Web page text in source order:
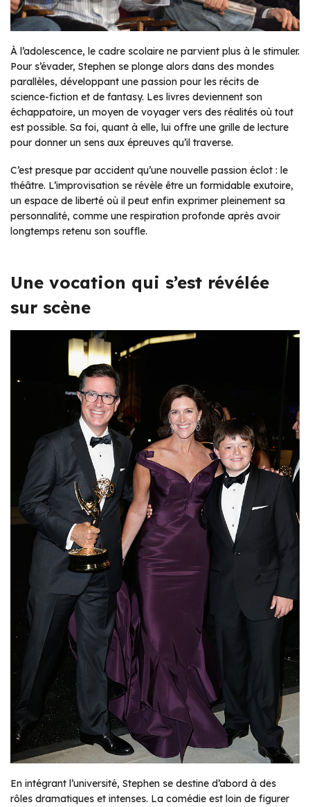
À l’adolescence, le cadre scolaire ne parvient plus à le stimuler.
Pour s’évader, Stephen se plonge alors dans des mondes
parallèles, développant une passion pour les récits de
science-fiction et de fantasy. Les livres deviennent son
échappatoire, un moyen de voyager vers des réalités où tout
est possible. Sa foi, quant à elle, lui offre une grille de lecture
pour donner un sens aux épreuves qu’il traverse.
C’est presque par accident qu’une nouvelle passion éclot : le
théâtre. L’improvisation se révèle être un formidable exutoire,
un espace de liberté où il peut enfin exprimer pleinement sa
personnalité, comme une respiration profonde après avoir
longtemps retenu son souffle.
Une vocation qui s’est révélée
sur scène
En intégrant l’université, Stephen se destine d’abord à des
rôles dramatiques et intenses. La comédie est loin de figurer